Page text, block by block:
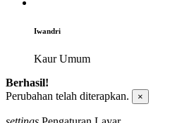
Iwandri
Kaur Umum
Berhasil!
Perubahan telah diterapkan.
×